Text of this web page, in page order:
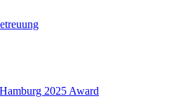
2025 Award